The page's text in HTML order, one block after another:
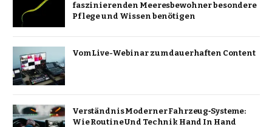
faszinierenden Meeresbewohner besondere
Pflege und Wissen benötigen
Vom Live-Webinar zum dauerhaften Content
Verständnis Moderner Fahrzeug‑Systeme:
Wie Routine Und Technik Hand In Hand